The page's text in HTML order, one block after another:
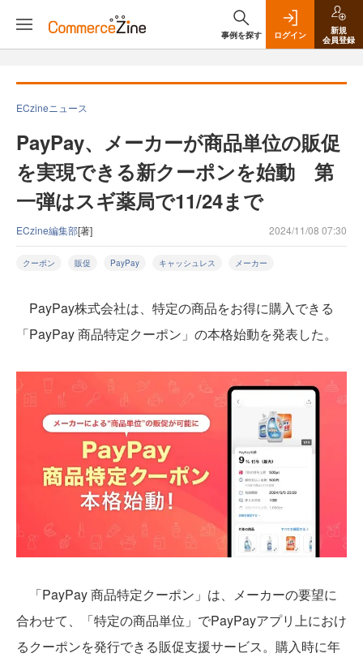
事例を探す ログイン
新規
会員登録
ECzineニュース
PayPay、メーカーが商品単位の販促
を実現できる新クーポンを始動 第
一弾はスギ薬局で11/24まで
ECzine編集部[著] 2024/11/08 07:30
クーポン 販促 PayPay キャッシュレス メーカー
PayPay株式会社は、特定の商品をお得に購入できる
「PayPay 商品特定クーポン」の本格始動を発表した。
「PayPay 商品特定クーポン」は、メーカーの要望に
合わせて、「特定の商品単位」でPayPayアプリ上におけ
るクーポンを発行できる販促支援サービス。購入時に年